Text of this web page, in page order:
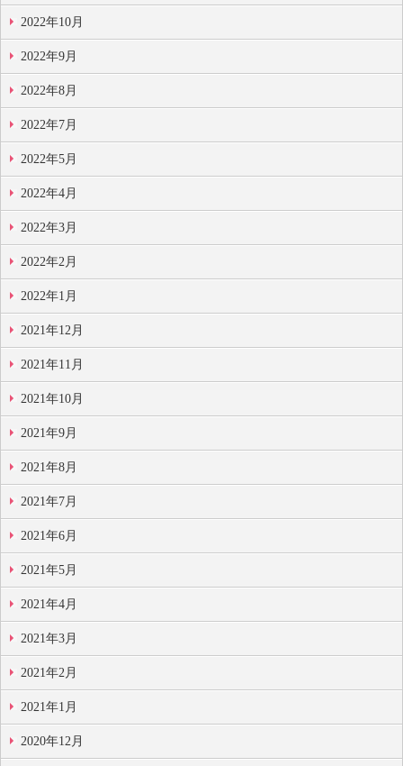
2022年10月
2022年9月
2022年8月
2022年7月
2022年5月
2022年4月
2022年3月
2022年2月
2022年1月
2021年12月
2021年11月
2021年10月
2021年9月
2021年8月
2021年7月
2021年6月
2021年5月
2021年4月
2021年3月
2021年2月
2021年1月
2020年12月